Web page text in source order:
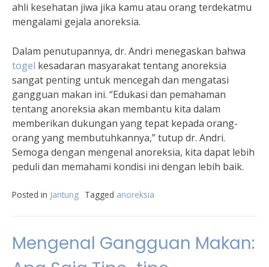
ahli kesehatan jiwa jika kamu atau orang terdekatmu
mengalami gejala anoreksia.
Dalam penutupannya, dr. Andri menegaskan bahwa
togel kesadaran masyarakat tentang anoreksia
sangat penting untuk mencegah dan mengatasi
gangguan makan ini. “Edukasi dan pemahaman
tentang anoreksia akan membantu kita dalam
memberikan dukungan yang tepat kepada orang-
orang yang membutuhkannya,” tutup dr. Andri.
Semoga dengan mengenal anoreksia, kita dapat lebih
peduli dan memahami kondisi ini dengan lebih baik.
Posted in Jantung Tagged anoreksia
Mengenal Gangguan Makan: